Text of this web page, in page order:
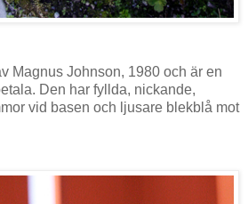
Magnus Johnson, 1980 och är en
Den har fyllda, nickande,
vid basen och ljusare blekblå mot